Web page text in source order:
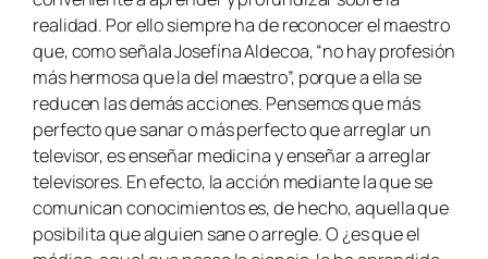
realidad. Por ello siempre ha de reconocer el maestro
que, como señala Josefína Aldecoa, “no hay profesión
más hermosa que la del maestro”, porque a ella se
reducen las demás acciones. Pensemos que más
perfecto que sanar o más perfecto que arreglar un
televisor, es enseñar medicina y enseñar a arreglar
televisores. En efecto, la acción mediante la que se
comunican conocimientos es, de hecho, aquella que
posibilita que alguien sane o arregle. O ¿es que el